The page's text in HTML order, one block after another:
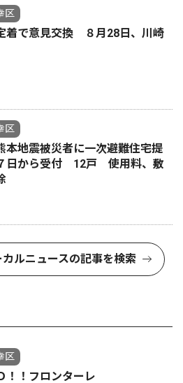
区
着で意見交換 ８月28日、川崎
区
地震被災者に一次避難住宅提
日から受付 12戸 使用料、敷
ルニュースの記事を検索
区
！！フロンターレ